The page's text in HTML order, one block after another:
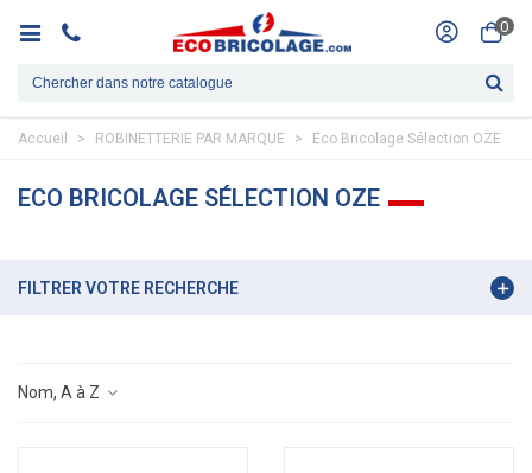
0
Accueil > ROBINETTERIE PAR MARQUE > Eco Bricolage Sélection OZE
ECO BRICOLAGE SÉLECTION OZE
FILTRER VOTRE RECHERCHE
Nom, A à Z